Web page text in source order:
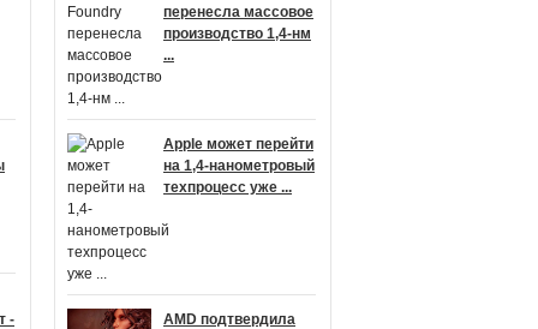
-
перенесла массовое
производство 1,4-нм
...
Apple может перейти
на 1,4-нанометровый
техпроцесс уже ...
AMD подтвердила